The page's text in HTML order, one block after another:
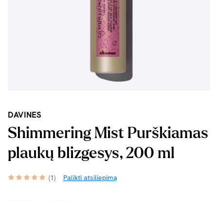
DAVINES
Shimmering Mist Purškiamas
plaukų blizgesys, 200 ml
(1) Palikti atsiliepimą